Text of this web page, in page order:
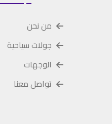
من نحن
جولات سياحية
الوجهات
تواصل معنا